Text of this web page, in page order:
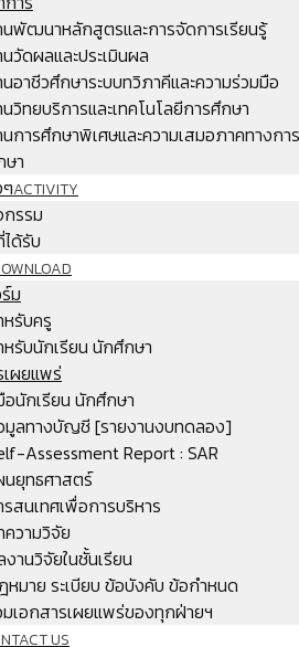
นพัฒนาหลักสูตรและการจัดการเรียนรู้
วัดผลและประเมินผล
อาชีวศึกษาระบบทวิภาคีและความร่วมมือ
วิทยบริการและเทคโนโลยีการศึกษา
การศึกษาพิเศษและความเสมอภาคทางการ
า
ACTIVITY
รรม
ด้รับ
ม
รับครู
รับนักเรียน นักศึกษา
ผยแพร่
อนักเรียน นักศึกษา
มูลทางบัญชี [รายงานงบทดลอง]
Assessment Report : SAR
นยุทธศาสตร์
สนเทศเพื่อการบริหาร
วามวิจัย
านวิจัยในชั้นเรียน
หมาย ระเบียบ ข้อบังคับ ข้อกำหนด
เอกสารเผยแพร่ของทุกฝ่ายฯ
US